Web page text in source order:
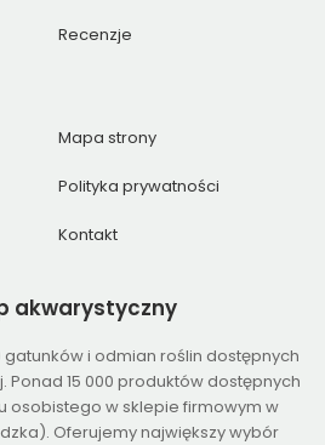
Recenzje
Mapa strony
Polityka prywatności
Kontakt
akwarystyczny
i odmian roślin dostępnych
Ponad 15 000 produktów dostępnych
osobistego w sklepie firmowym w
Oferujemy największy wybór